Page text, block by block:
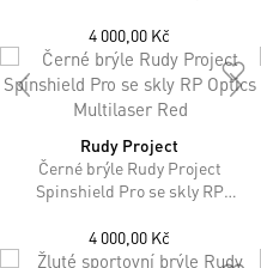
4 000,00 Kč
Rudy Project
Černé brýle Rudy Project
Spinshield Pro se skly RP
4 000,00 Kč